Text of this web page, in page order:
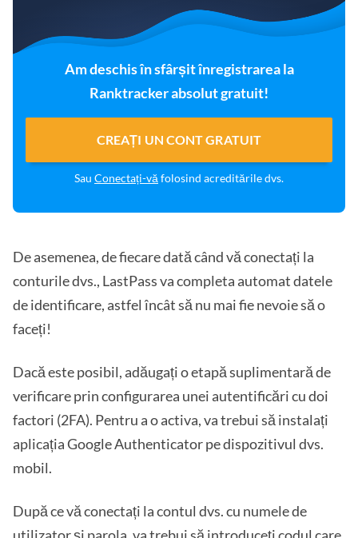
Am deschis în sfârșit înregistrarea la
Ranktracker absolut gratuit!
CREAȚI UN CONT GRATUIT
Sau Conectați-vă folosind acreditările dvs.
De asemenea, de fiecare dată când vă conectați la
conturile dvs., LastPass va completa automat datele
de identificare, astfel încât să nu mai fie nevoie să o
faceți!
Dacă este posibil, adăugați o etapă suplimentară de
verificare prin configurarea unei autentificări cu doi
factori (2FA). Pentru a o activa, va trebui să instalați
aplicația Google Authenticator pe dispozitivul dvs.
mobil.
După ce vă conectați la contul dvs. cu numele de